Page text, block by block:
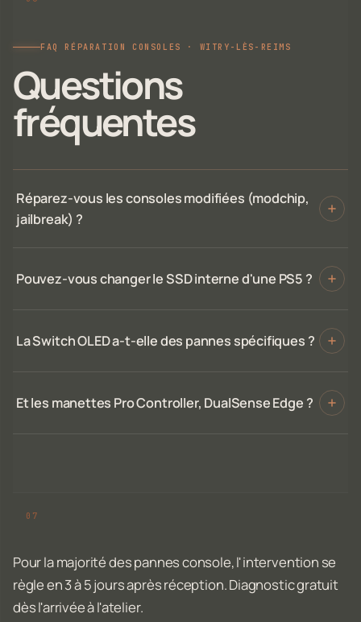
FAQ RÉPARATION CONSOLES · WITRY-LÈS-REIMS
Questions
fréquentes
Réparez-vous les consoles modifiées (modchip,
jailbreak) ?
Pouvez-vous changer le SSD interne d'une PS5 ?
La Switch OLED a-t-elle des pannes spécifiques ?
Et les manettes Pro Controller, DualSense Edge ?
Pour la majorité des pannes console, l'intervention se
règle en 3 à 5 jours après réception. Diagnostic gratuit
dès l'arrivée à l'atelier.